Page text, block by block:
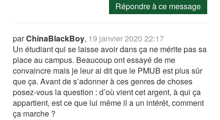
Répondre à ce message
parChinaBlackBoy, 19 janvier 2020 22:17
Un étudiant qui se laisse avoir dans ça ne mérite pas sa
place au campus. Beaucoup ont essayé de me
convaincre mais je leur ai dit que le PMUB est plus sûr
que ça. Avant de s’adonner à ces genres de choses
posez-vous la question : d’où vient cet argent, à qui ça
appartient, est ce que lui même il a un intérêt, comment
ça marche ?